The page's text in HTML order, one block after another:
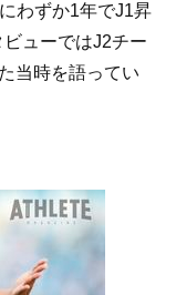
わずか1年でJ1昇
ューではJ2チー
当時を語ってい